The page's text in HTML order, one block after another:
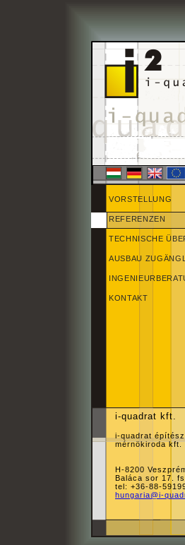
VORSTELLUNG
REFERENZEN
TECHNISCHE
AUSBAU
KONTAKT
i-quadrat kft.
i-quadrat
mérnökiroda kft.
H-8200
Baláca sor 17.
tel: +36-88-
hungaria@i-